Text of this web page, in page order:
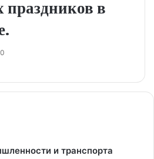
праздников в
и транспорта